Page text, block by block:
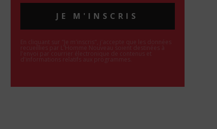
JE M'INSCRIS
En cliquant sur "Je m'inscris", j'accepte que les données
recueillies par L'Homme Nouveau soient destinées à
l'envoi par courrier électronique de contenus et
d'informations relatifs aux programmes.